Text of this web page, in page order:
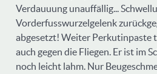
Verdauuung unauffällig...
Vorderfusswurzelgelenk
abgesetzt! Weiter Perkutinpaste
auch gegen die Fliegen. Er ist im
noch leicht lahm. Nur